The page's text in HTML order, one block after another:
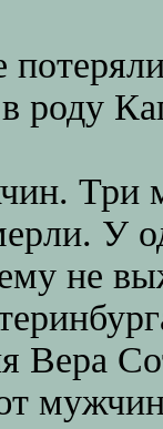
роду
Три
У
не
Вера